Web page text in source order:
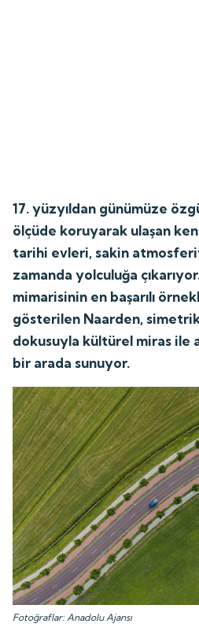
17. yüzyıldan günümüze
ölçüde koruyarak ulaşan
tarihi evleri, sakin
zamanda yolculuğa
mimarisinin en başarılı
gösterilen Naarden,
dokusuyla kültürel miras ile
bir arada sunuyor.
Fotoğraflar: Anadolu Ajansı